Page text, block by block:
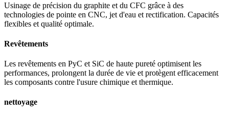
Usinage de précision du graphite et du CFC grâce à des
technologies de pointe en CNC, jet d'eau et rectification. Capacités
flexibles et qualité optimale.
Revêtements
Les revêtements en PyC et SiC de haute pureté optimisent les
performances, prolongent la durée de vie et protègent efficacement
les composants contre l'usure chimique et thermique.
nettoyage